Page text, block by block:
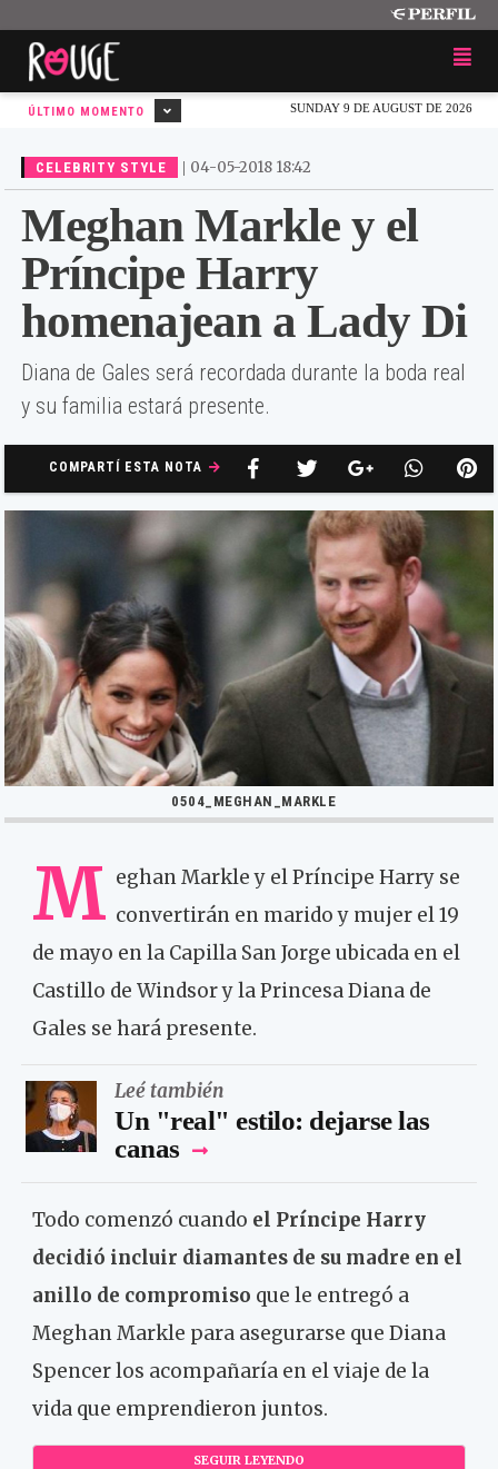
SUNDAY 9 DE AUGUST DE 2026
ÚLTIMO MOMENTO
CELEBRITY STYLE | 04-05-2018 18:42
Meghan Markle y el
Príncipe Harry
homenajean a Lady Di
Diana de Gales será recordada durante la boda real
y su familia estará presente.
COMPARTÍ ESTA NOTA
0504_MEGHAN_MARKLE
M eghan Markle y el Príncipe Harry se
convertirán en marido y mujer el 19
de mayo en la Capilla San Jorge ubicada en el
Castillo de Windsor y la Princesa Diana de
Gales se hará presente.
Leé también
Un "real" estilo: dejarse las
canas
Todo comenzó cuando el Príncipe Harry
decidió incluir diamantes de su madre en el
anillo de compromiso que le entregó a
Meghan Markle para asegurarse que Diana
Spencer los acompañaría en el viaje de la
vida que emprendieron juntos.
SEGUIR LEYENDO